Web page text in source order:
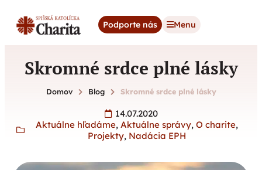
Podporte nás Menu
Skromné srdce plné lásky
Domov Blog Skromné srdce plné lásky
14.07.2020
Aktuálne hľadáme, Aktuálne správy, O charite,
Projekty, Nadácia EPH